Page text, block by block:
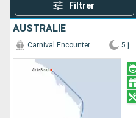
Filtrer
AUSTRALIE
Carnival Encounter 5 j